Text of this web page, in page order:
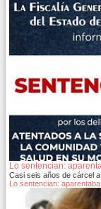
Lo sentencian:
Casi seis años de cárcel
Lo sentencian: